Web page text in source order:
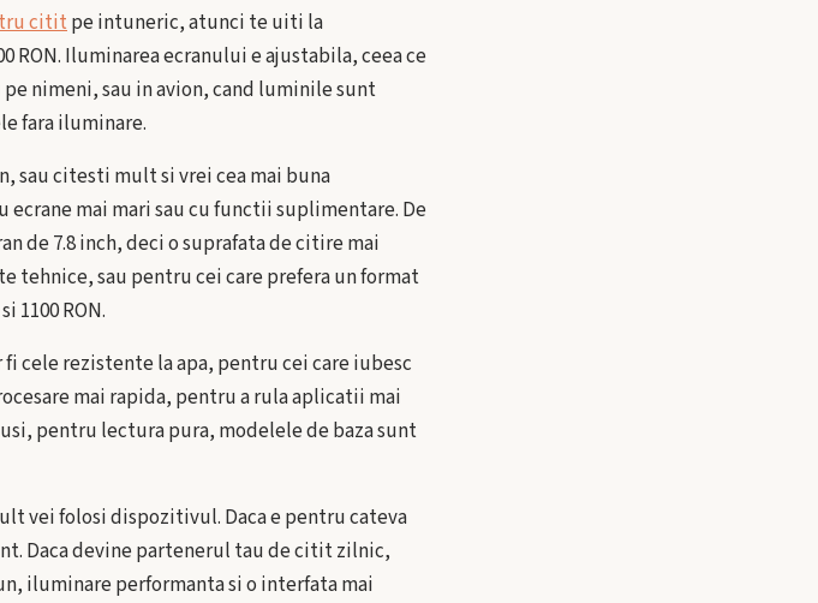
cititpe intuneric, atunci te uiti la
RON. Iluminarea ecranului e ajustabila, ceea ce
nimeni, sau in avion, cand luminile sunt
fara iluminare.
sau citesti mult si vrei cea mai buna
mai mari sau cu functii suplimentare. De
de 7.8 inch, deci o suprafata de citire mai
tehnice, sau pentru cei care prefera un format
1100 RON.
cele rezistente la apa, pentru cei care iubesc
mai rapida, pentru a rula aplicatii mai
pentru lectura pura, modelele de baza sunt
vei folosi dispozitivul. Daca e pentru cateva
Daca devine partenerul tau de citit zilnic,
iluminare performanta si o interfata mai